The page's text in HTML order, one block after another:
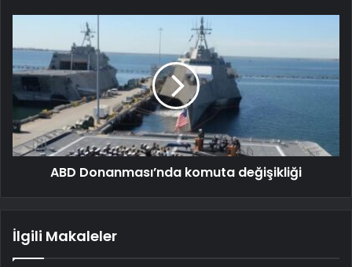
ABD Donanması’nda komuta değişikliği
İlgili Makaleler